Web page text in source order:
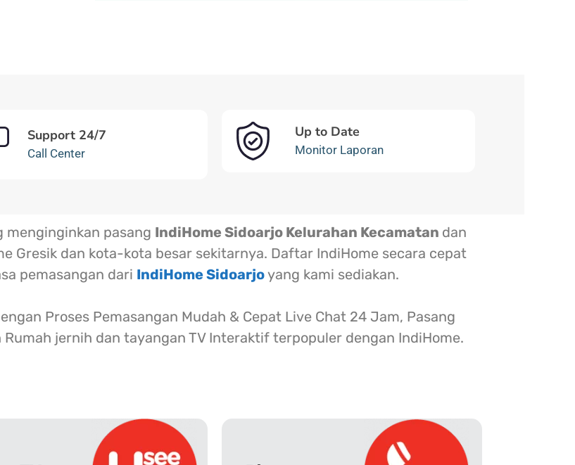
Support 24/7
Call Center
Up to Date
Monitor Laporan
menginginkan pasang IndiHome Sidoarjo Kelurahan Kecamatan dan
Gresik dan kota-kota besar sekitarnya. Daftar IndiHome secara cepat
pemasangan dari IndiHome Sidoarjoyang kami sediakan.
Proses Pemasangan Mudah & Cepat Live Chat 24 Jam, Pasang
Rumah jernih dan tayangan TV Interaktif terpopuler dengan IndiHome.